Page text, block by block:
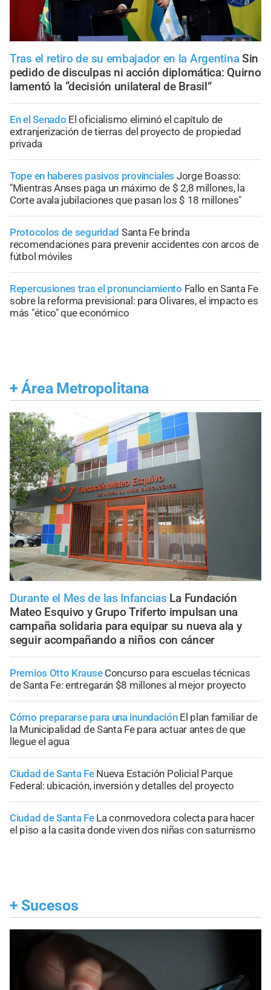
Tras el retiro de su embajador en la Argentina Sin
pedido de disculpas ni acción diplomática: Quirno
lamentó la “decisión unilateral de Brasil”
En el Senado El oficialismo eliminó el capítulo de
extranjerización de tierras del proyecto de propiedad
privada
Tope en haberes pasivos provinciales Jorge Boasso:
"Mientras Anses paga un máximo de $ 2,8 millones, la
Corte avala jubilaciones que pasan los $ 18 millones"
Protocolos de seguridad Santa Fe brinda
recomendaciones para prevenir accidentes con arcos de
fútbol móviles
Repercusiones tras el pronunciamiento Fallo en Santa Fe
sobre la reforma previsional: para Olivares, el impacto es
más "ético" que económico
+ Área Metropolitana
Durante el Mes de las Infancias La Fundación
Mateo Esquivo y Grupo Triferto impulsan una
campaña solidaria para equipar su nueva ala y
seguir acompañando a niños con cáncer
Premios Otto Krause Concurso para escuelas técnicas
de Santa Fe: entregarán $8 millones al mejor proyecto
Cómo prepararse para una inundación El plan familiar de
la Municipalidad de Santa Fe para actuar antes de que
llegue el agua
Ciudad de Santa Fe Nueva Estación Policial Parque
Federal: ubicación, inversión y detalles del proyecto
Ciudad de Santa Fe La conmovedora colecta para hacer
el piso a la casita donde viven dos niñas con saturnismo
+ Sucesos